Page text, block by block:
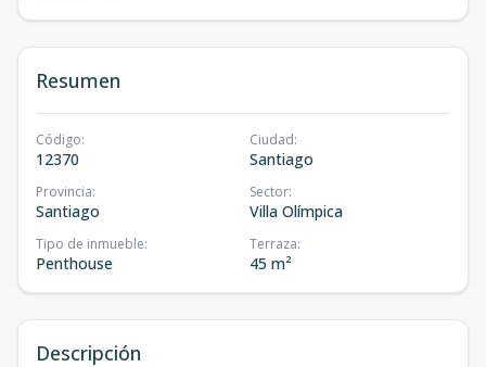
Resumen
Código:
12370
Ciudad:
Santiago
Provincia:
Santiago
Sector:
Villa Olímpica
Tipo de inmueble:
Penthouse
Terraza:
45 m²
Descripción